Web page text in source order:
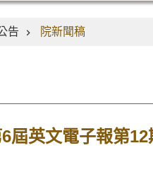
告 院新聞稿
屆英文電子報第